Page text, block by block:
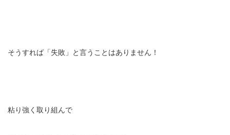
そうすれば「失敗」と言うことはありません！
粘り強く取り組んで